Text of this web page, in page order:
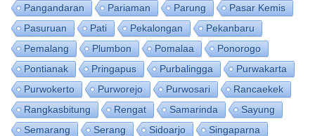
Pangandaran
Pariaman Parung
Pasar Kemis
Pasuruan
Pati Pekalongan
Pekanbaru
Pemalang
Plumbon Pomalaa
Ponorogo
Pontianak
Pringapus Purbalingga
Purwakarta
Purwokerto
Purworejo Purwosari
Rancaekek
Rangkasbitung
Rengat Samarinda
Sayung
Semarang
Serang Sidoarjo
Singaparna